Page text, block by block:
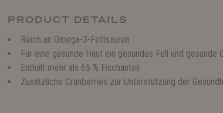
PRODUCT DETAILS
Reich an Omega-3-Fettsäuren
Für eine gesunde Haut ein gesundes Fell und gesunde
Enthält mehr als 65 % Fischanteil
Zusätzliche Cranberries zur Unterstützung der